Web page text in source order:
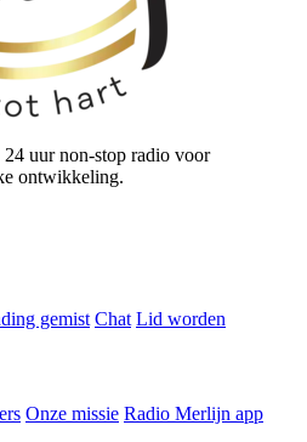
uur non-stop radio voor
ontwikkeling.
gemist Chat Lid worden
Onze missie Radio Merlijn app